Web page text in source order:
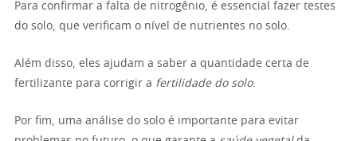
Para confirmar a falta de nitrogênio, é essencial fazer testes
do solo, que verificam o nível de nutrientes no solo.
Além disso, eles ajudam a saber a quantidade certa de
fertilizante para corrigir a fertilidade do solo.
Por fim, uma análise do solo é importante para evitar